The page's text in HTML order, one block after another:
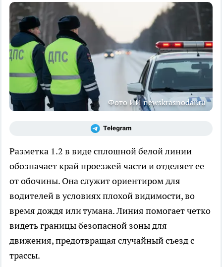
Фото ИИ newskrasnodar.ru
Разметка 1.2 в виде сплошной белой линии
обозначает край проезжей части и отделяет ее
от обочины. Она служит ориентиром для
водителей в условиях плохой видимости, во
время дождя или тумана. Линия помогает четко
видеть границы безопасной зоны для
движения, предотвращая случайный съезд с
трассы.